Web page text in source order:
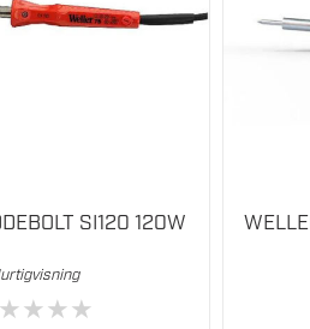
SI120 120W
★★★★